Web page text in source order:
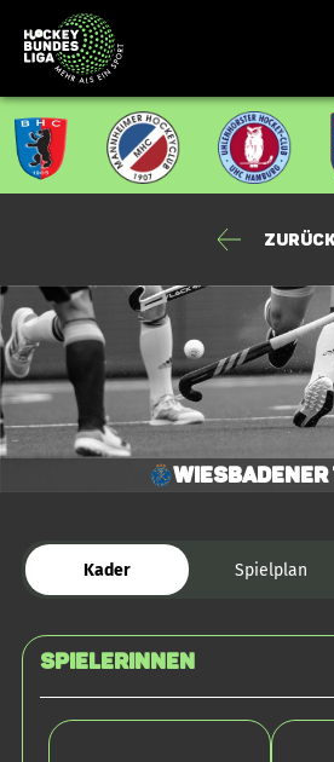
Zurück
Wiesbadener
Kader Spielplan
SPIELERINNEN